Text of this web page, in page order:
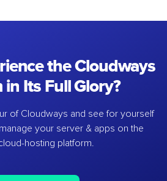
the Cloudways
Its Full Glory?
of Cloudways and see for yourself
your server & apps on the
hosting platform.